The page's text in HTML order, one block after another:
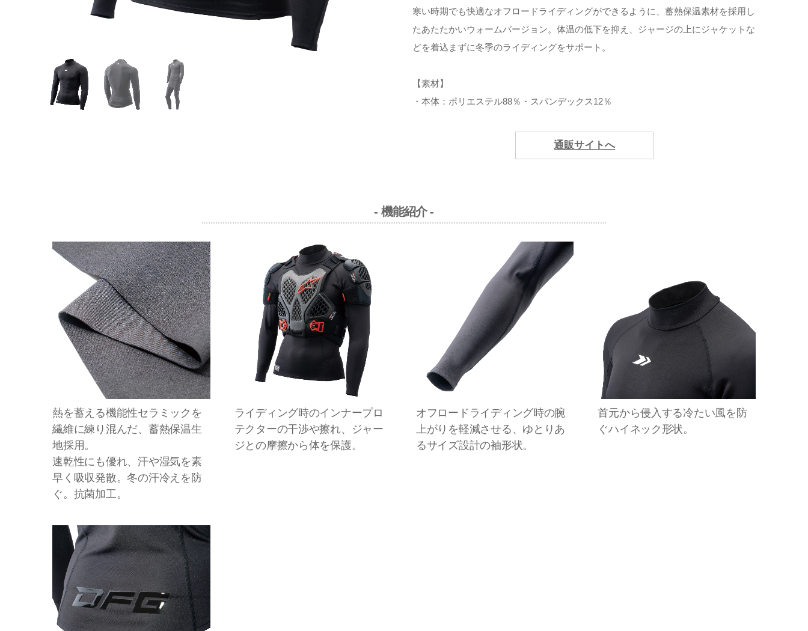
寒い時期でも快適なオフロードライディングができるように、蓄熱保温素材を採用し
たあたたかいウォームバージョン。体温の低下を抑え、ジャージの上にジャケットな
どを着込まずに冬季のライディングをサポート。
【素材】
・本体：ポリエステル88％・スパンデックス12％
通販サイトへ
- 機能紹介 -
熱を蓄える機能性セラミックを
繊維に練り混んだ、蓄熱保温生
地採用。
速乾性にも優れ、汗や湿気を素
早く吸収発散。冬の汗冷えを防
ぐ。抗菌加工。
ライディング時のインナープロ
テクターの干渉や擦れ、ジャー
ジとの摩擦から体を保護。
オフロードライディング時の腕
上がりを軽減させる、ゆとりあ
るサイズ設計の袖形状。
首元から侵入する冷たい風を防
ぐハイネック形状。